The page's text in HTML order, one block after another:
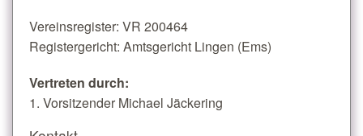
Vereinsregister: VR 200464
Registergericht: Amtsgericht Lingen (Ems)
Vertreten durch:
1. Vorsitzender Michael Jäckering